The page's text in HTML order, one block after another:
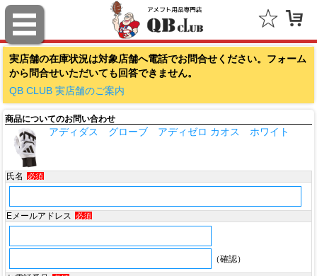
実店舗の在庫状況は対象店舗へ電話でお問合せください。フォーム
から問合せいただいても回答できません。
QB CLUB 実店舗のご案内
商品についてのお問い合わせ
アディダス グローブ アディゼロ カオス ホワイト
氏名 必須
Eメールアドレス 必須
（確認）
ファナティクス（Fanatics）
アウトドアキャップ（Outdoor Cap Company）
スポルディング（SPALDING）
ミッチェル＆ネス（Mitchell & Ness）
ポータフォン（PORTAPHONE）
ギルマンギア（Gilman Gear）
サムプロ（ThumbPRO）